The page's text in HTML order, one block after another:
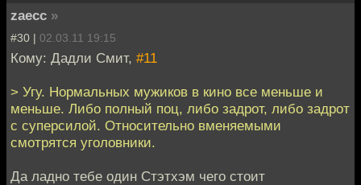
zaecc »
#30 | 02.03.11 19:15
Кому: Дадли Смит, #11
> Угу. Нормальных мужиков в кино все меньше и
меньше. Либо полный поц, либо задрот, либо задрот
с суперсилой. Относительно вменяемыми
смотрятся уголовники.
Да ладно тебе один Стэтхэм чего стоит